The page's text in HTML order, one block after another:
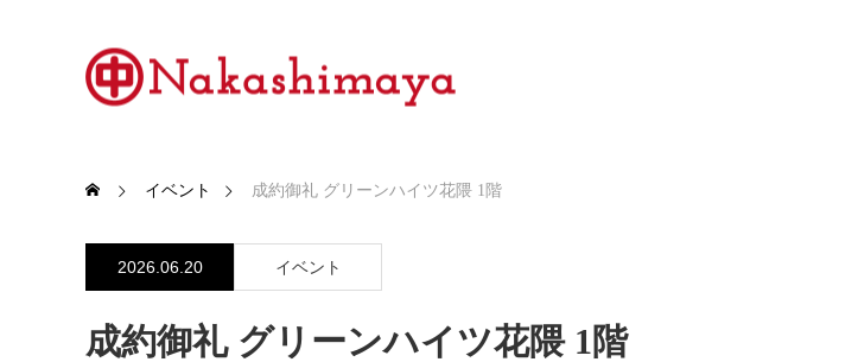
イベント 成約御礼 グリーンハイツ花隈 1階
2026.06.20 イベント
成約御礼 グリーンハイツ花隈 1階